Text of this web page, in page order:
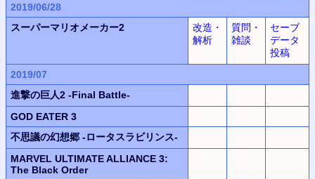
2019/06/28
スーパーマリオメーカー2
改造・
解析
質問・
雑談
セーブ
データ
投稿
2019/07
進撃の巨人2 -Final Battle-
GOD EATER 3
不思議の幻想郷 -ロータスラビリンス-
MARVEL ULTIMATE ALLIANCE 3:
The Black Order